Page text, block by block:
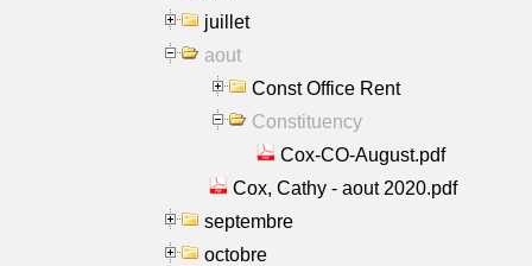
juillet
aout
Const Office Rent
Constituency
Cox-CO-August.pdf
Cox, Cathy - aout 2020.pdf
septembre
octobre